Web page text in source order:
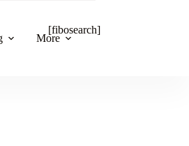
More
[fibosearch]